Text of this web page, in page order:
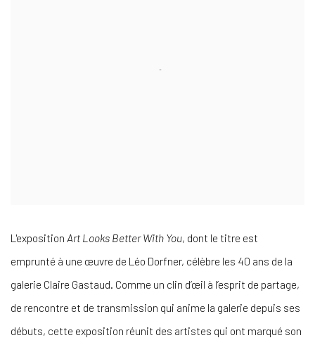
L'exposition Art Looks Better With You, dont le titre est
emprunté à une œuvre de Léo Dorfner, célèbre les 40 ans de la
galerie Claire Gastaud. Comme un clin d’œil à l’esprit de partage,
de rencontre et de transmission qui anime la galerie depuis ses
débuts, cette exposition réunit des artistes qui ont marqué son